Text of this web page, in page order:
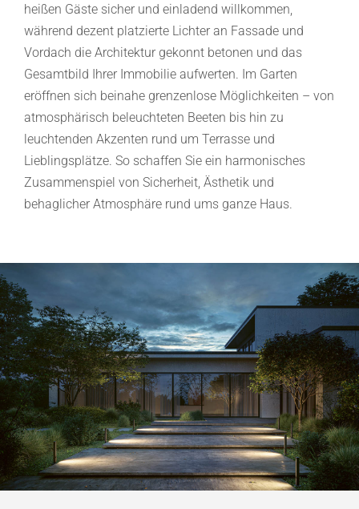
heißen Gäste sicher und einladend willkommen,
während dezent platzierte Lichter an Fassade und
Vordach die Architektur gekonnt betonen und das
Gesamtbild Ihrer Immobilie aufwerten. Im Garten
eröffnen sich beinahe grenzenlose Möglichkeiten – von
atmosphärisch beleuchteten Beeten bis hin zu
leuchtenden Akzenten rund um Terrasse und
Lieblingsplätze. So schaffen Sie ein harmonisches
Zusammenspiel von Sicherheit, Ästhetik und
behaglicher Atmosphäre rund ums ganze Haus.